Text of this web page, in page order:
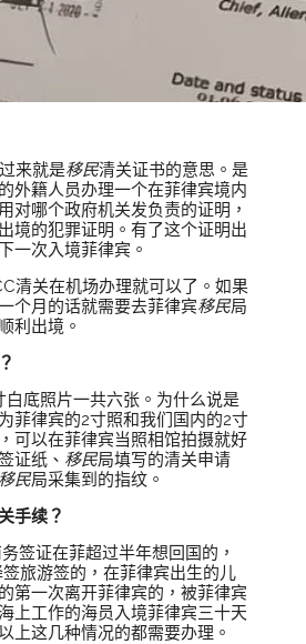
来就是移民清关证书的意思。是
外籍人员办理一个在菲律宾境内
对哪个政府机关发负责的证明，
境的犯罪证明。有了这个证明出
一次入境菲律宾。
清关在机场办理就可以了。如果
个月的话就需要去菲律宾移民局
利出境。
白底照片一共六张。为什么说是
菲律宾的2寸照和我们国内的2寸
可以在菲律宾当照相馆拍摄就好
证纸、 移民局填写的清关申请
移民局采集到的指纹。
手续？
签证在菲超过半年想回国的，
旅游签的，在菲律宾出生的儿
第一次离开菲律宾的，被菲律宾
上工作的海员入境菲律宾三十天
上这几种情况的都需要办理。